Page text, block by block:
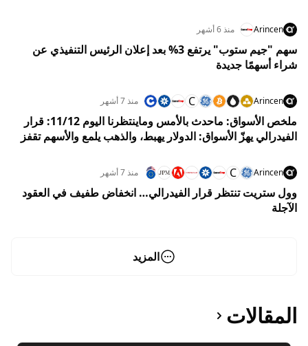
Arincen منذ 6 أشهر
سهم "جيم ستوب" يرتفع 3% بعد إعلان الرئيس التنفيذي عن
شراء أسهمًا جديدة
Arincen
C منذ 7 أشهر
ملخص الأسواق: ماحدث بالأمس وماينتظرنا اليوم 11/12: قرار
الفيدرالي يهزّ الأسواق: الدولار يهبط، والذهب يلمع والأسهم تقفز
Arincen
C منذ 7 أشهر
وول ستريت تنتظر قرار الفيدرالي… انخفاض طفيف في العقود
الآجلة
المزيد
المقالات